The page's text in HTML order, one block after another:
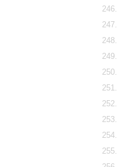
246.
247.
248.
249.
250.
251.
252.
253.
254.
255.